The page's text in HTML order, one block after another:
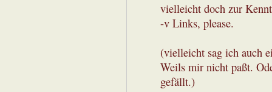
vielleicht doch zur
-v Links, please.
(vielleicht sag ich auch
Weils mir nicht paßt.
gefällt.)